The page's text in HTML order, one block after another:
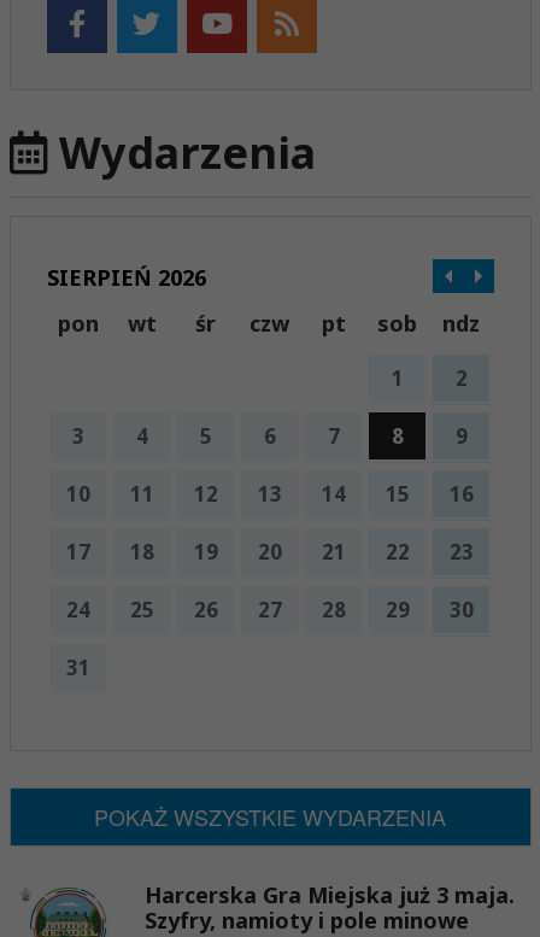
Wydarzenia
SIERPIEŃ 2026
pon
wt śr czw pt sob ndz
1 2
3 4 5 6 7 8 9
10 11 12 13 14 15 16
17 18 19 20 21 22 23
24 25 26 27 28 29 30
31
POKAŻ WSZYSTKIE WYDARZENIA
Harcerska Gra Miejska już 3 maja.
Szyfry, namioty i pole minowe